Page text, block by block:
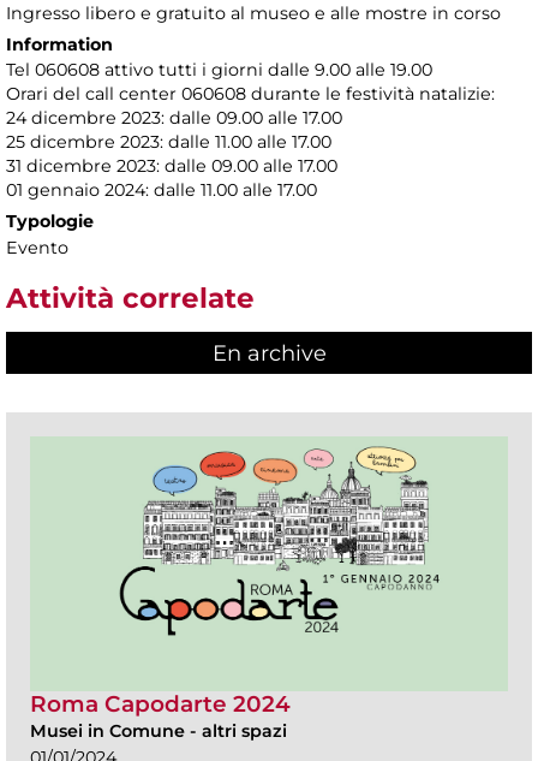
Ingresso libero e gratuito al museo e alle mostre in corso
Information
Tel 060608 attivo tutti i giorni dalle 9.00 alle 19.00
Orari del call center 060608 durante le festività natalizie:
24 dicembre 2023: dalle 09.00 alle 17.00
25 dicembre 2023: dalle 11.00 alle 17.00
31 dicembre 2023: dalle 09.00 alle 17.00
01 gennaio 2024: dalle 11.00 alle 17.00
Typologie
Evento
Attività correlate
En archive
Roma Capodarte 2024
Musei in Comune - altri spazi